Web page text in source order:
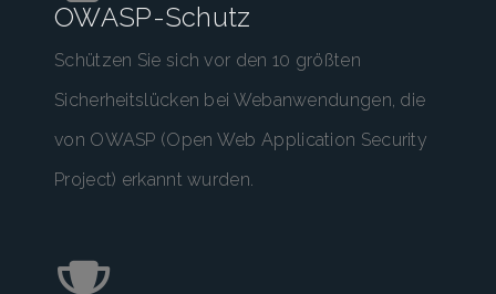
OWASP-Schutz
Schützen Sie sich vor den 10 größten
Sicherheitslücken bei Webanwendungen, die
von OWASP (Open Web Application Security
Project) erkannt wurden.